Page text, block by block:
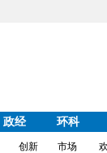
政经 环科
创新 市场